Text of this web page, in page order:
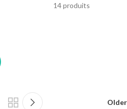
14 produits
Older